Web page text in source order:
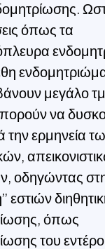
όπως τα
μεγάλο
να
την ερμηνεία
οδηγώντας
εστιών
όπως
του